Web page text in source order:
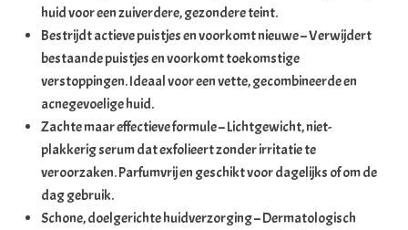
huid voor een zuiverdere, gezondere teint.
Bestrijdt actieve puistjes en voorkomt nieuwe – Verwijdert
bestaande puistjes en voorkomt toekomstige
verstoppingen. Ideaal voor een vette, gecombineerde en
acnegevoelige huid.
Zachte maar effectieve formule – Lichtgewicht, niet-
plakkerig serum dat exfolieert zonder irritatie te
veroorzaken. Parfumvrij en geschikt voor dagelijks of om de
dag gebruik.
Schone, doelgerichte huidverzorging – Dermatologisch